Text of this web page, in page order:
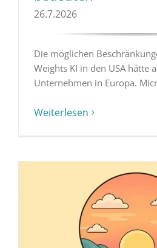
26.7.2026
Die möglichen
Weights KI in den USA hätte
Unternehmen in Europa.
Weiterlesen